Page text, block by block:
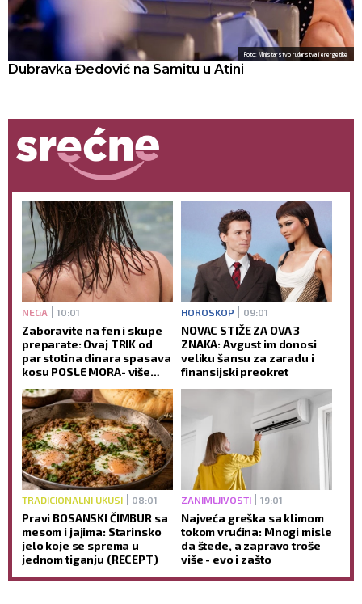
Foto: Ministarstvo rudarstva i energetike
Dubravka Đedović na Samitu u Atini
NEGA 10:01
Zaboravite na fen i skupe
preparate: Ovaj TRIK od
par stotina dinara spasava
kosu POSLE MORA- više
HOROSKOP 09:01
NOVAC STIŽE ZA OVA 3
ZNAKA: Avgust im donosi
veliku šansu za zaradu i
finansijski preokret
TRADICIONALNI UKUSI 08:01
Pravi BOSANSKI ČIMBUR sa
mesom i jajima: Starinsko
jelo koje se sprema u
jednom tiganju (RECEPT)
ZANIMLJIVOSTI 19:01
Najveća greška sa klimom
tokom vrućina: Mnogi misle
da štede, a zapravo troše
više - evo i zašto